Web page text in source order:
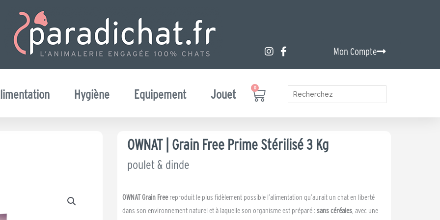
Mon Compte
Hygiène Equipement Jouet 0
Panier
OWNAT | Grain Free Prime Stérilisé 3 Kg
poulet & dinde
OWNAT Grain Freereproduit le plus fidèlement possible l’alimentation qu’aurait un chat en liberté
dans son environnement naturel et à laquelle son organisme est préparé : sans céréales , avec une